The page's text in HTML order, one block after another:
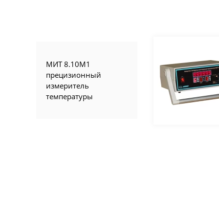
МИТ 8.10М1
прецизионный
измеритель
температуры